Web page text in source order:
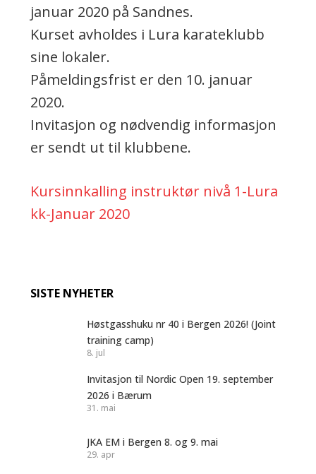
januar 2020 på Sandnes.
Kurset avholdes i Lura karateklubb
sine lokaler.
Påmeldingsfrist er den 10. januar
2020.
Invitasjon og nødvendig informasjon
er sendt ut til klubbene.
Kursinnkalling instruktør nivå 1-Lura
kk-Januar 2020
SISTE NYHETER
Høstgasshuku nr 40 i Bergen 2026! (Joint
training camp)
8. jul
Invitasjon til Nordic Open 19. september
2026 i Bærum
31. mai
JKA EM i Bergen 8. og 9. mai
29. apr